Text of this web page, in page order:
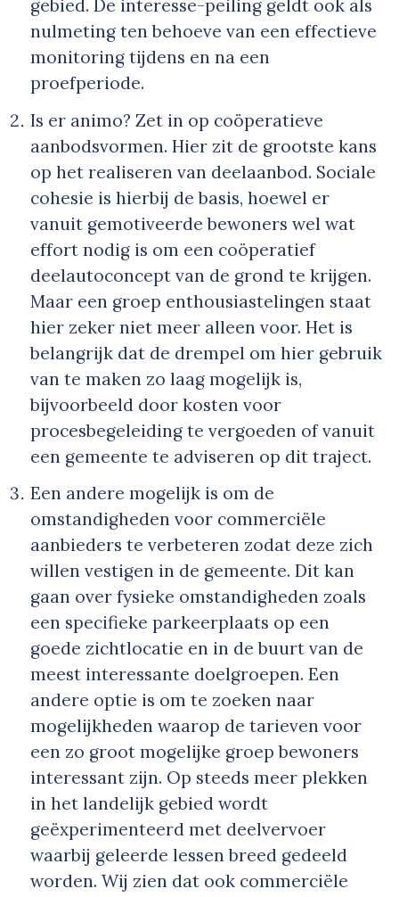
gebied. De interesse-peiling geldt ook als
nulmeting ten behoeve van een effectieve
monitoring tijdens en na een
proefperiode.
Is er animo? Zet in op coöperatieve
aanbodsvormen. Hier zit de grootste kans
op het realiseren van deelaanbod. Sociale
cohesie is hierbij de basis, hoewel er
vanuit gemotiveerde bewoners wel wat
effort nodig is om een coöperatief
deelautoconcept van de grond te krijgen.
Maar een groep enthousiastelingen staat
hier zeker niet meer alleen voor. Het is
belangrijk dat de drempel om hier gebruik
van te maken zo laag mogelijk is,
bijvoorbeeld door kosten voor
procesbegeleiding te vergoeden of vanuit
een gemeente te adviseren op dit traject.
Een andere mogelijk is om de
omstandigheden voor commerciële
aanbieders te verbeteren zodat deze zich
willen vestigen in de gemeente. Dit kan
gaan over fysieke omstandigheden zoals
een specifieke parkeerplaats op een
goede zichtlocatie en in de buurt van de
meest interessante doelgroepen. Een
andere optie is om te zoeken naar
mogelijkheden waarop de tarieven voor
een zo groot mogelijke groep bewoners
interessant zijn. Op steeds meer plekken
in het landelijk gebied wordt
geëxperimenteerd met deelvervoer
waarbij geleerde lessen breed gedeeld
worden. Wij zien dat ook commerciële